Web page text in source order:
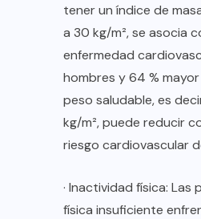
tener un índice de
a 30 kg/m², se asocia
enfermedad
hombres y 64 %
peso saludable, es
kg/m², puede reducir
riesgo cardiovascular
· Inactividad física:
física insuficiente